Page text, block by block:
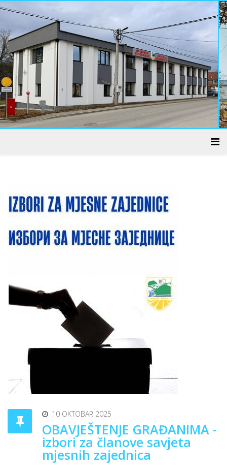
10 OKTOBAR 2025
OBAVJEŠTENJE GRAĐANIMA -
izbori za članove savjeta
mjesnih zajednica